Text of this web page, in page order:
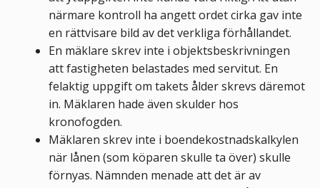
närmare kontroll ha angett ordet cirka gav inte
en rättvisare bild av det verkliga förhållandet.
En mäklare skrev inte i objektsbeskrivningen
att fastigheten belastades med servitut. En
felaktig uppgift om takets ålder skrevs däremot
in. Mäklaren hade även skulder hos
kronofogden.
Mäklaren skrev inte i boendekostnadskalkylen
när lånen (som köparen skulle ta över) skulle
förnyas. Nämnden menade att det är av